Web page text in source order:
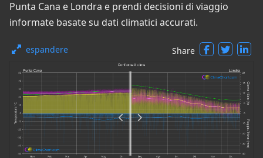
Punta Cana e Londra e prendi decisioni di viaggio
informate basate su dati climatici accurati.
espandere Share